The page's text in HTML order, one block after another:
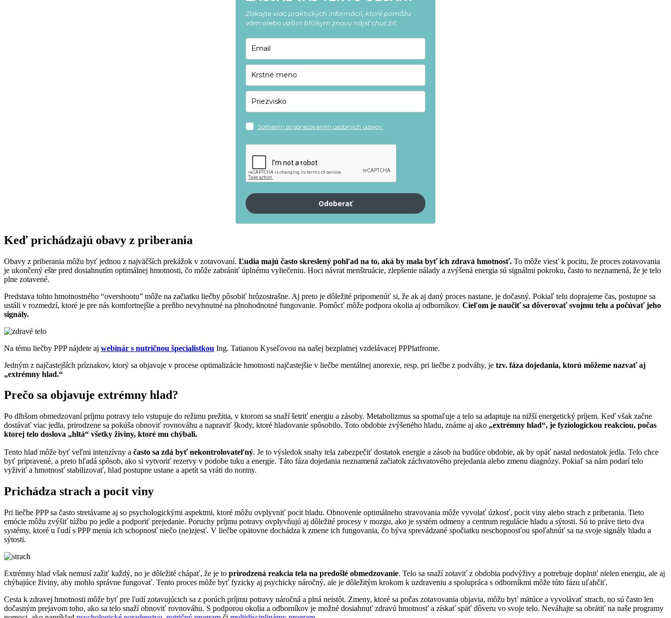
Získajte viac praktických informácií, ktoré pomôžu
vám alebo vašim blízkym znovu nájsť chuť žiť.
Súhlasím so spracovaním osobných údajov.
Odoberať
Keď prichádzajú obavy z priberania
Obavy z priberania môžu byť jednou z najväčších prekážok v zotavovaní. Ľudia majú často skreslený pohľad na to, aká by mala byť ich zdravá hmotnosť. To môže viesť k pocitu, že proces zotavovania
je ukončený ešte pred dosiahnutím optimálnej hmotnosti, čo môže zabrániť úplnému vyliečeniu. Hoci návrat menštruácie, zlepšenie nálady a zvýšená energia sú signálmi pokroku, často to neznamená, že je telo
plne zotavené.
Predstava tohto hmotnostného “overshootu” môže na začiatku liečby pôsobiť hrôzostrašne. Aj preto je dôležité pripomenúť si, že ak aj daný proces nastane, je dočasný. Pokiaľ telu doprajeme čas, postupne sa
ustáli v rozmedzí, ktoré je pre nás komfortnejšie a preňho nevyhnutné na plnohodnotné fungovanie. Pomôcť môže podpora okolia aj odborníkov. Cieľom je naučiť sa dôverovať svojmu telu a počúvať jeho
signály.
Na tému liečby PPP nájdete aj webinár s nutričnou špecialistkou Ing. Tatianou Kyseľovou na našej bezplatnej vzdelávacej PPPlatfrome.
Jedným z najčastejších príznakov, ktorý sa objavuje v procese optimalizácie hmotnosti najčastejšie v liečbe mentálnej anorexie, resp. pri liečbe z podváhy, je tzv. fáza dojedania, ktorú môžeme nazvať aj
„extrémny hlad.“
Prečo sa objavuje extrémny hlad?
Po dlhšom obmedzovaní príjmu potravy telo vstupuje do režimu prežitia, v ktorom sa snaží šetriť energiu a zásoby. Metabolizmus sa spomaľuje a telo sa adaptuje na nižší energetický príjem. Keď však začne
dostávať viac jedla, prirodzene sa pokúša obnoviť rovnováhu a napraviť škody, ktoré hladovanie spôsobilo. Toto obdobie zvýšeného hladu, známe aj ako „extrémny hlad“, je fyziologickou reakciou, počas
ktorej telo doslova „hltá“ všetky živiny, ktoré mu chýbali.
Tento hlad môže byť veľmi intenzívny a často sa zdá byť nekontrolovateľný. Je to výsledok snahy tela zabezpečiť dostatok energie a zásob na budúce obdobie, ak by opäť nastal nedostatok jedla. Telo chce
byť pripravené, a preto hľadá spôsob, ako si vytvoriť rezervy v podobe tuku a energie. Táto fáza dojedania neznamená začiatok záchvatového prejedania alebo zmenu diagnózy. Pokiaľ sa nám podarí telo
vyživiť a hmotnosť stabilizovať, hlad postupne ustane a apetít sa vráti do normy.
Prichádza strach a pocit viny
Pri liečbe PPP sa často stretávame aj so psychologickými aspektmi, ktoré môžu ovplyvniť pocit hladu. Obnovenie optimálneho stravovania môže vyvolať úzkosť, pocit viny alebo strach z priberania. Tieto
emócie môžu zvýšiť túžbu po jedle a podporiť prejedanie. Poruchy príjmu potravy ovplyvňujú aj dôležité procesy v mozgu, ako je systém odmeny a centrum regulácie hladu a sýtosti. Sú to práve tieto dva
systémy, ktoré u ľudí s PPP menia ich schopnosť niečo (ne)zjesť. V liečbe opätovne dochádza k zmene ich fungovania, čo býva sprevádzané spočiatku neschopnosťou spoľahnúť sa na svoje signály hladu a
sýtosti.
Extrémny hlad však nemusí zažiť každý, no je dôležité chápať, že je to prirodzená reakcia tela na predošlé obmedzovanie. Telo sa snaží zotaviť z obdobia podvýživy a potrebuje doplniť nielen energiu, ale aj
chýbajúce živiny, aby mohlo správne fungovať. Tento proces môže byť fyzicky aj psychicky náročný, ale je dôležitým krokom k uzdraveniu a spolupráca s odborníkmi môže túto fázu uľahčiť.
Cesta k zdravej hmotnosti môže byť pre ľudí zotavujúcich sa z porúch príjmu potravy náročná a plná neistôt. Zmeny, ktoré sa počas zotavovania objavia, môžu byť mätúce a vyvolávať strach, no sú často len
dočasným prejavom toho, ako sa telo snaží obnoviť rovnováhu. S podporou okolia a odborníkov je možné dosiahnuť zdravú hmotnosť a získať späť dôveru vo svoje telo. Neváhajte sa obrátiť na naše programy